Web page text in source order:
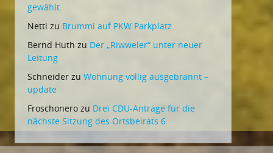
gewählt
Netti zu Brummi auf PKW Parkplatz
Bernd Huth zu Der „Riwweler“ unter neuer
Leitung
Schneider zu Wohnung völlig ausgebrannt –
update
Froschonero zu Drei CDU-Anträge für die
nächste Sitzung des Ortsbeirats 6